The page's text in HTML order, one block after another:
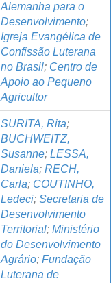
Alemanha para o
Desenvolvimento;
Igreja Evangélica de
Confissão Luterana
no Brasil; Centro de
Apoio ao Pequeno
Agricultor
SURITA, Rita;
BUCHWEITZ,
Susanne; LESSA,
Daniela; RECH,
Carla; COUTINHO,
Ledeci; Secretaria de
Desenvolvimento
Territorial; Ministério
do Desenvolvimento
Agrário; Fundação
Luterana de